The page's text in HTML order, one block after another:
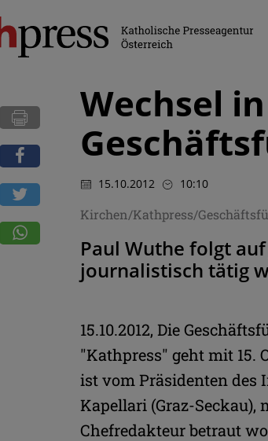
Wechsel
15.10.2012 10:10
Kirchen/Kathpress/
Paul Wuthe folgt
journalistisch tätig
15.10.2012, Die
"Kathpress" geht mit 15.
ist vom Präsidenten des
Kapellari (Graz-Seckau),
Chefredakteur betraut